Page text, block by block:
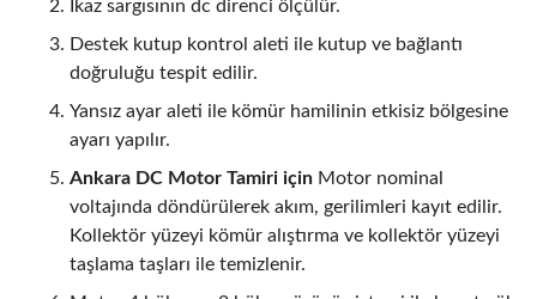
İkaz sargısının dc direnci ölçülür.
Destek kutup kontrol aleti ile kutup ve bağlantı
doğruluğu tespit edilir.
Yansız ayar aleti ile kömür hamilinin etkisiz bölgesine
ayarı yapılır.
Ankara DC Motor Tamiri için Motor nominal
voltajında döndürülerek akım, gerilimleri kayıt edilir.
Kollektör yüzeyi kömür alıştırma ve kollektör yüzeyi
taşlama taşları ile temizlenir.